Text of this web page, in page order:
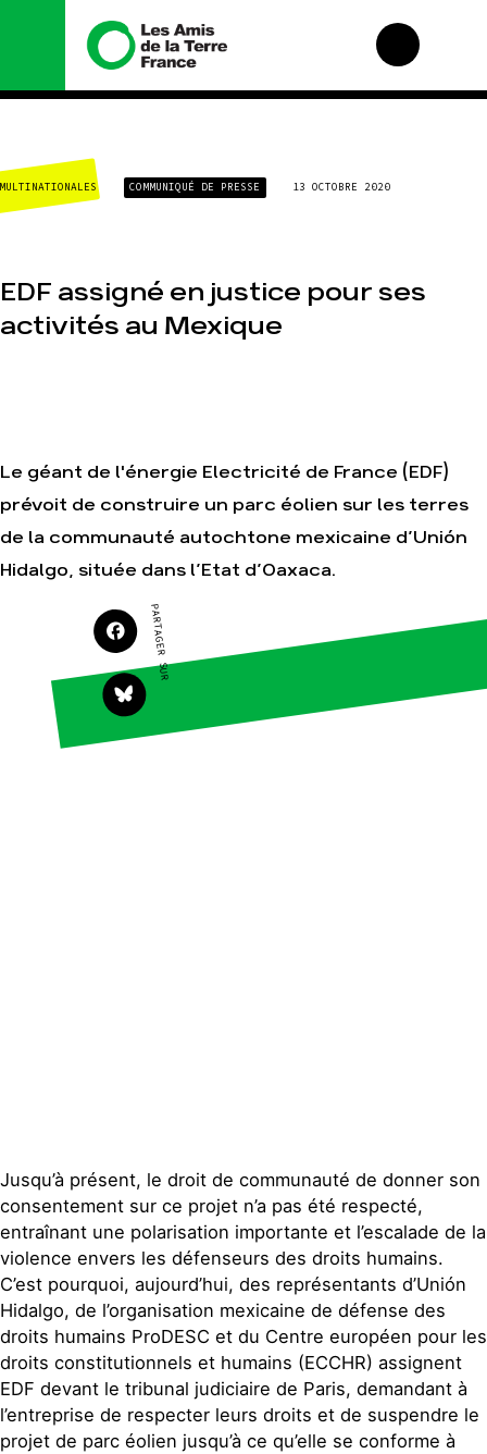
Nous connaître
Histoire
Valeurs
Équipes et
de la Terre
Total, rendez-vous
Mode : une tendance
destructrice
Agir
S'engager sur le
terrain
Agir au quotidien
Soutenir les
campagnes
Transmettre tout ou
Nos
Surproduction
Finance
MULTINATIONALES COMMUNIQUÉ DE PRESSE 13 OCTOBRE 2020
EDF assigné en justice pour ses
activités au Mexique
Le géant de l'énergie Electricité de France (EDF)
prévoit de construire un parc éolien sur les terres
de la communauté autochtone mexicaine d’Unión
Hidalgo, située dans l’Etat d’Oaxaca.
PARTAGER SUR
Jusqu’à présent, le droit de communauté de donner son
consentement sur ce projet n’a pas été respecté,
entraînant une polarisation importante et l’escalade de la
violence envers les défenseurs des droits humains.
C’est pourquoi, aujourd’hui, des représentants d’Unión
Hidalgo, de l’organisation mexicaine de défense des
droits humains ProDESC et du Centre européen pour les
droits constitutionnels et humains (ECCHR) assignent
EDF devant le tribunal judiciaire de Paris, demandant à
l’entreprise de respecter leurs droits et de suspendre le
projet de parc éolien jusqu’à ce qu’elle se conforme à